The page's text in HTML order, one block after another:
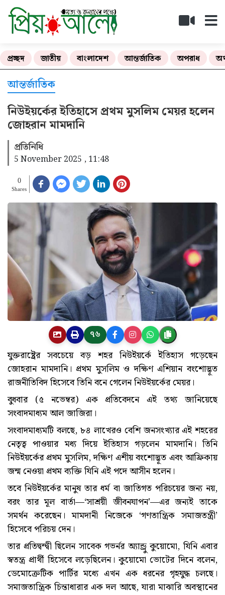
প্রচ্ছদ জাতীয় বাংলাদেশ আন্তর্জাতিক অপরাধ
আন্তর্জাতিক
নিউইয়র্কের ইতিহাসে প্রথম মুসলিম মেয়র হলেন
জোহরান মামদানি
প্রতিনিধি
5 November 2025 , 11:48
0
Shares
৭৬
যুক্তরাষ্ট্রের সবচেয়ে বড় শহর নিউইয়র্কে ইতিহাস গড়েছেন
জোহরান মামদানি। প্রথম মুসলিম ও দক্ষিণ এশিয়ান বংশোদ্ভূত
রাজনীতিবিদ হিসেবে তিনি বনে গেলেন নিউইয়র্কের মেয়র।
বুধবার (৫ নভেম্বর) এক প্রতিবেদনে এই তথ্য জানিয়েছে
সংবাদমাধ্যম আল জাজিরা।
সংবাদমাধ্যমটি বলছে, ৮৪ লাখেরও বেশি জনসংখ্যার এই শহরের
নেতৃত্ব পাওয়ার মধ্য দিয়ে ইতিহাস গড়লেন মামদানি। তিনি
নিউইয়র্কের প্রথম মুসলিম, দক্ষিণ এশীয় বংশোদ্ভূত এবং আফ্রিকায়
জন্ম নেওয়া প্রথম ব্যক্তি যিনি এই পদে আসীন হলেন।
তবে নিউইয়র্কের মানুষ তার ধর্ম বা জাতিগত পরিচয়ের জন্য নয়,
বরং তার মূল বার্তা—‘সাশ্রয়ী জীবনযাপন’—এর জন্যই তাকে
সমর্থন করেছেন। মামদানী নিজেকে ‘গণতান্ত্রিক সমাজতন্ত্রী’
হিসেবে পরিচয় দেন।
তার প্রতিদ্বন্দ্বী ছিলেন সাবেক গভর্নর অ্যান্ড্রু কুয়োমো, যিনি এবার
স্বতন্ত্র প্রার্থী হিসেবে লড়েছিলেন। কুয়োমো ভোটের দিনে বলেন,
ডেমোক্রেটিক পার্টির মধ্যে এখন এক ধরনের গৃহযুদ্ধ চলছে।
সমাজতান্ত্রিক চিন্তাধারার এক দল আছে, যারা মাঝারি অবস্থানের